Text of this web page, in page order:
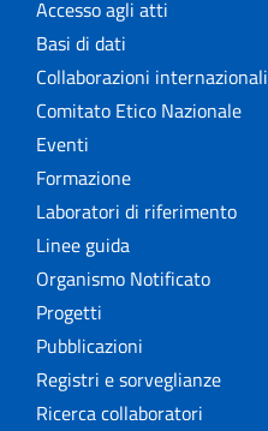
Accesso agli atti
Basi di dati
Collaborazioni internazionali
Comitato Etico Nazionale
Eventi
Formazione
Laboratori di riferimento
Linee guida
Organismo Notificato
Progetti
Pubblicazioni
Registri e sorveglianze
Ricerca collaboratori